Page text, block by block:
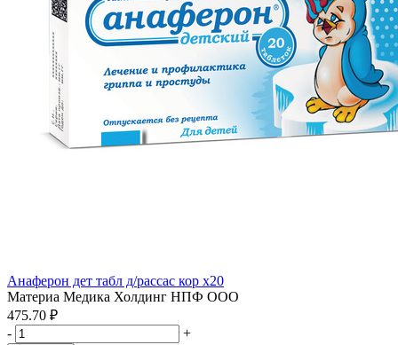
Анаферон дет табл д/рассас кор x20
Материа Медика Холдинг НПФ ООО
475.70 ₽
-
+